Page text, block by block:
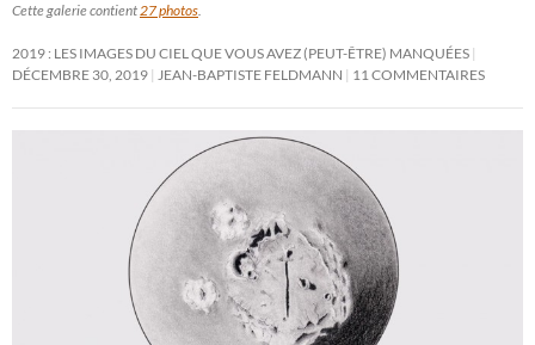
Cette galerie contient27 photos.
2019 : LES IMAGES DU CIEL QUE VOUS AVEZ (PEUT-ÊTRE) MANQUÉES
DÉCEMBRE 30, 2019 JEAN-BAPTISTE FELDMANN 11 COMMENTAIRES